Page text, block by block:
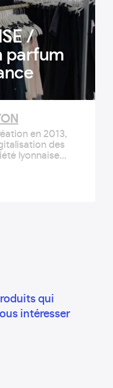
/
parfum
en 2013,
des
lyonnaise
qui
intéresser